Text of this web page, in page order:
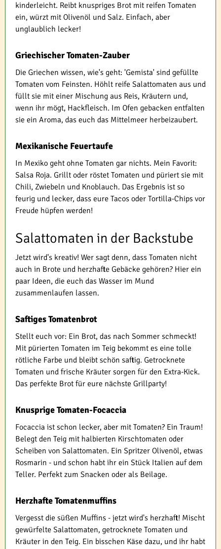
kinderleicht. Reibt knuspriges Brot mit reifen Tomaten
ein, würzt mit Olivenöl und Salz. Einfach, aber
unglaublich lecker!
Griechischer Tomaten-Zauber
Die Griechen wissen, wie's geht: 'Gemista' sind gefüllte
Tomaten vom Feinsten. Höhlt reife Salattomaten aus und
füllt sie mit einer Mischung aus Reis, Kräutern und,
wenn ihr mögt, Hackfleisch. Im Ofen gebacken entfalten
sie ein Aroma, das euch das Mittelmeer herbeizaubert.
Mexikanische Feuertaufe
In Mexiko geht ohne Tomaten gar nichts. Mein Favorit:
Salsa Roja. Grillt oder röstet Tomaten und püriert sie mit
Chili, Zwiebeln und Knoblauch. Das Ergebnis ist so
feurig und lecker, dass eure Tacos oder Tortilla-Chips vor
Freude hüpfen werden!
Salattomaten in der Backstube
Jetzt wird's kreativ! Wer sagt denn, dass Tomaten nicht
auch in Brote und herzhafte Gebäcke gehören? Hier ein
paar Ideen, die euch das Wasser im Mund
zusammenlaufen lassen.
Saftiges Tomatenbrot
Stellt euch vor: Ein Brot, das nach Sommer schmeckt!
Mit pürierten Tomaten im Teig bekommt es eine tolle
rötliche Farbe und bleibt schön saftig. Getrocknete
Tomaten und frische Kräuter sorgen für den Extra-Kick.
Das perfekte Brot für eure nächste Grillparty!
Knusprige Tomaten-Focaccia
Focaccia ist schon lecker, aber mit Tomaten? Ein Traum!
Belegt den Teig mit halbierten Kirschtomaten oder
Scheiben von Salattomaten. Ein Spritzer Olivenöl, etwas
Rosmarin - und schon habt ihr ein Stück Italien auf dem
Teller. Perfekt zum Snacken oder als Beilage.
Herzhafte Tomatenmuffins
Vergesst die süßen Muffins - jetzt wird's herzhaft! Mischt
gewürfelte Salattomaten, getrocknete Tomaten und
Kräuter in den Teig. Ein bisschen Käse dazu, und ihr habt